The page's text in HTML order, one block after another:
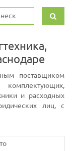
поставщиком
и расходных
лиц, с